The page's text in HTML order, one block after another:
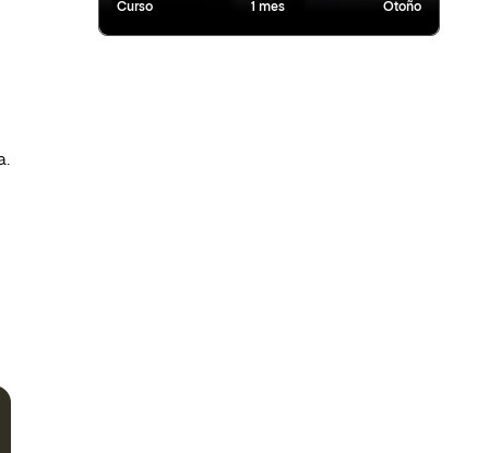
Curso 1 mes Otoño